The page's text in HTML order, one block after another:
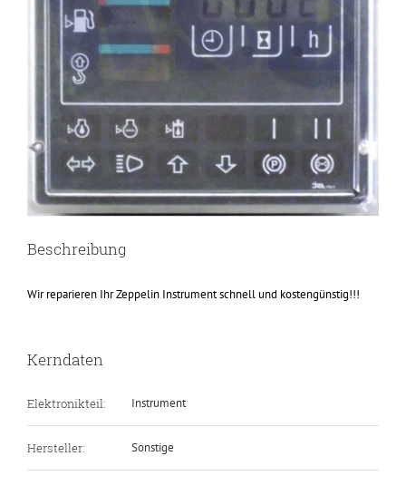
Beschreibung
Wir reparieren Ihr Zeppelin Instrument schnell und kostengünstig!!!
Kerndaten
Elektronikteil: Instrument
Hersteller: Sonstige